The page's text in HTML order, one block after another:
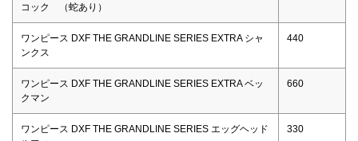
コック （蛇あり）
ワンピース DXF THE GRANDLINE SERIES EXTRA シャ
ンクス
440
ワンピース DXF THE GRANDLINE SERIES EXTRA ベッ
クマン
660
ワンピース DXF THE GRANDLINE SERIES エッグヘッド
330